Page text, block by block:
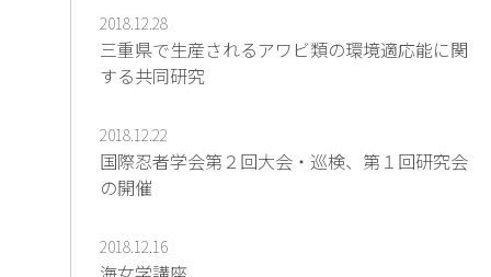
2018.12.28
三重県で生産されるアワビ類の環境適応能に関
する共同研究
2018.12.22
国際忍者学会第２回大会・巡検、第１回研究会
の開催
2018.12.16